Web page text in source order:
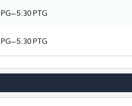
PTG
PTG